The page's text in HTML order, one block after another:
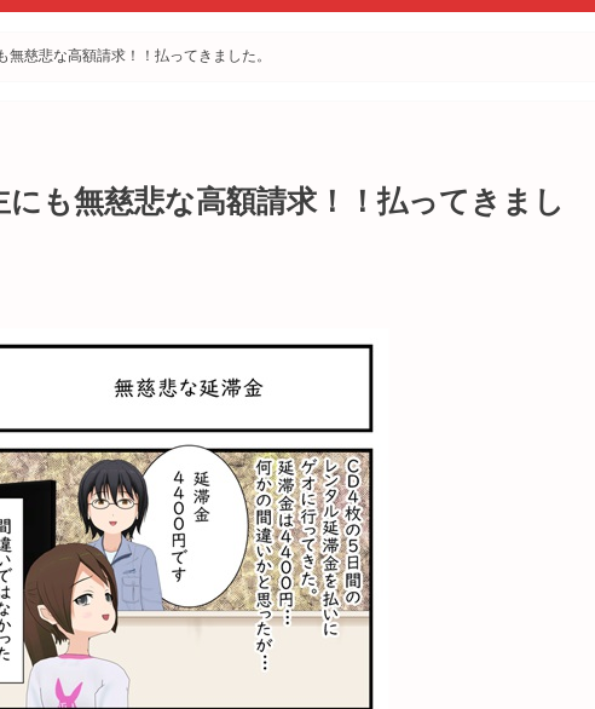
無慈悲な高額請求！！払ってきました。
も無慈悲な高額請求！！払ってきまし